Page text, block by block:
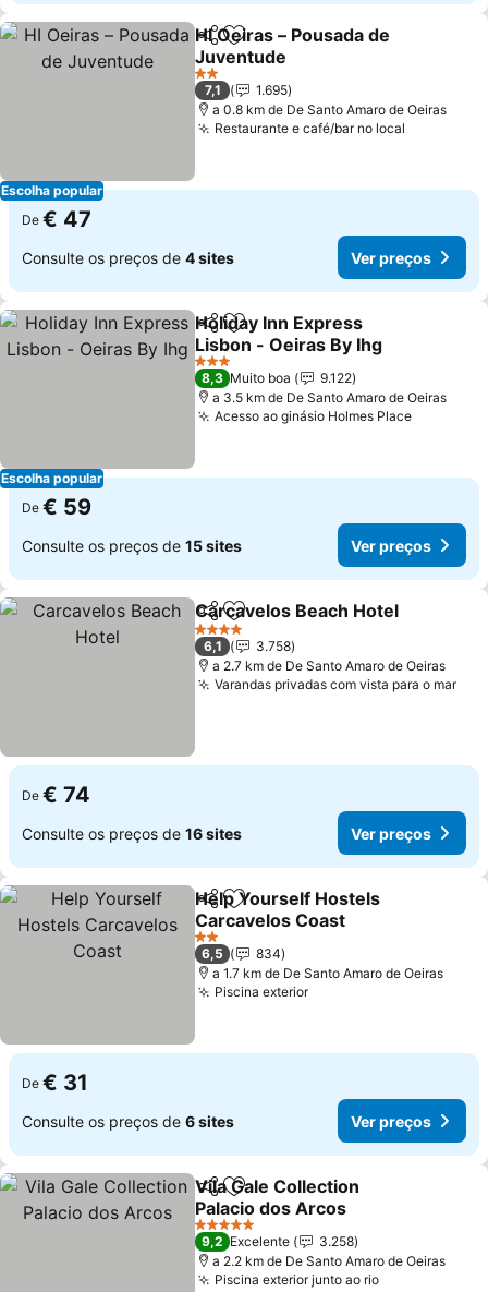
Escolha popular
PartilharAdicionar aos favoritos
HI Oeiras – Pousada de
Juventude
Ver preços
2 Estrelas
7,1
1.695
a 0.8 km de De Santo Amaro de Oeiras
Restaurante e café/bar no local
De € 47
Consulte os preços de 4 sites Ver preços
Escolha popular
PartilharAdicionar aos favoritos
Holiday Inn Express
Lisbon - Oeiras By Ihg
Ver preços
3 Estrelas
8,3 Muito boa
9.122
a 3.5 km de De Santo Amaro de Oeiras
Acesso ao ginásio Holmes PlaceVer
De € 59
Consulte os preços de 15 sites Ver preços
PartilharAdicionar aos favoritos
Carcavelos Beach Hotel
4 Estrelas
6,1
3.758
a 2.7 km de De Santo Amaro de Oeiras
Varandas privadas com vista para o mar
De € 74
Consulte os preços de 16 sites Ver preços
PartilharAdicionar aos favoritos
Help Yourself Hostels
Carcavelos Coast
Ver preços
2 Estrelas
6,5
834
a 1.7 km de De Santo Amaro de Oeiras
Piscina exteriorVer preços
De € 31
Consulte os preços de 6 sites Ver preços
PartilharAdicionar aos favoritos
Vila Gale Collection
Palacio dos Arcos
Ver preços
5 Estrelas
9,2 Excelente
3.258
a 2.2 km de De Santo Amaro de Oeiras
Piscina exterior junto ao rioVer preços